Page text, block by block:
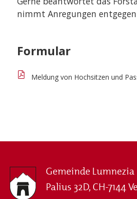
nimmt Anregungen
Formular
Meldung von Hochsitzen und
Gemeinde Lumnezia
Palius 32D, CH-7144